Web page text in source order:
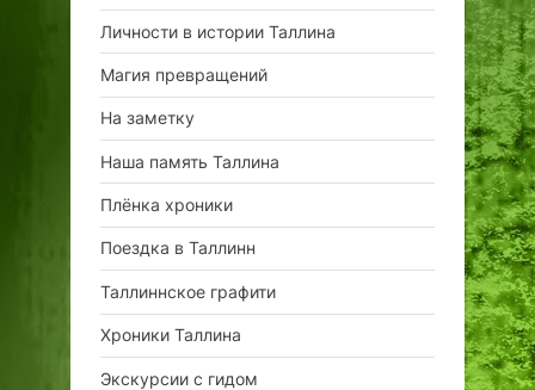
Личности в истории Таллина
Магия превращений
На заметку
Наша память Таллина
Плёнка хроники
Поездка в Таллинн
Таллиннское графити
Хроники Таллина
Экскурсии с гидом